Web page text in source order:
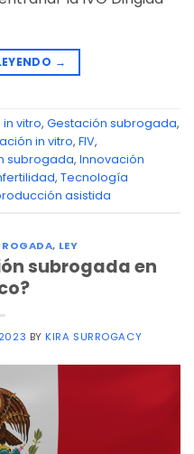
→
vitro, Gestación subrogada,
in vitro, FIV,
subrogada, Innovación
, Tecnología
asistida
, LEY
subrogada en
BYKIRA SURROGACY